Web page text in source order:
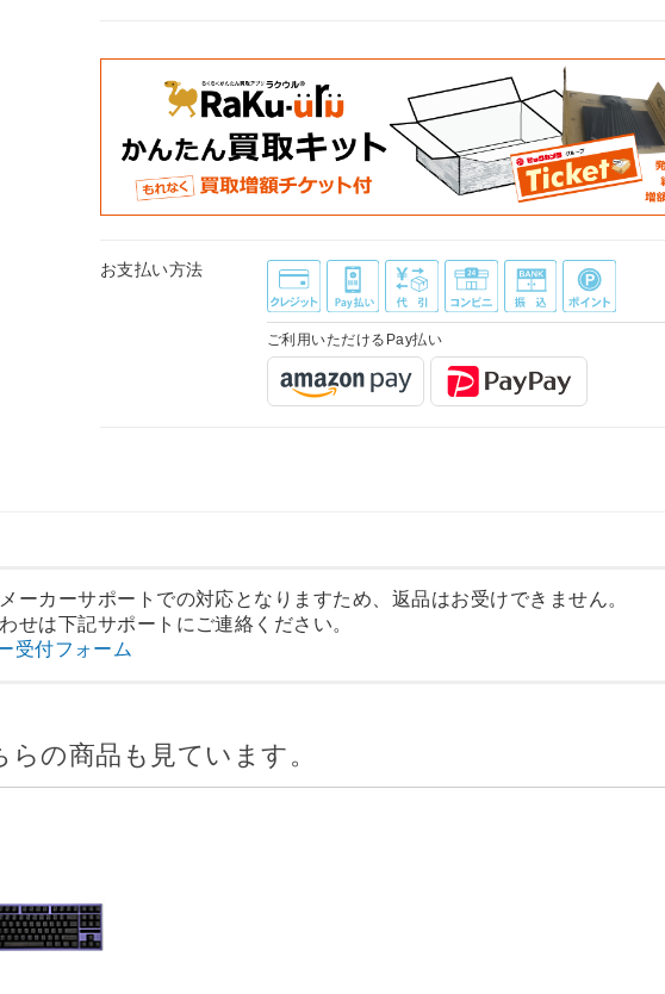
お支払い方法
ご利用いただけるPay払い
ーカーサポートでの対応となりますため、返品はお受けできません。
せは下記サポートにご連絡ください。
受付フォーム
の商品も見ています。